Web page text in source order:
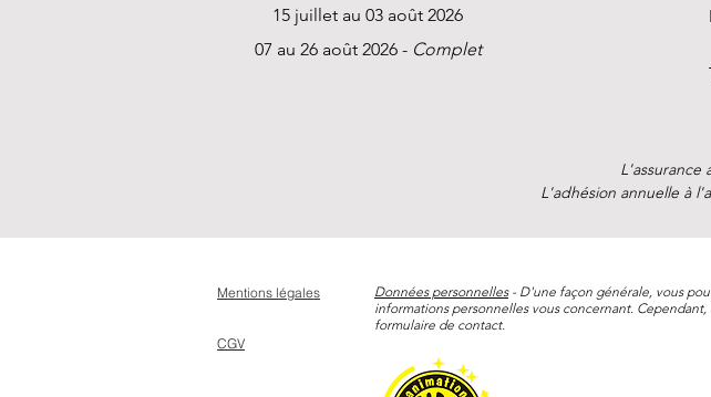
15 juillet au 03 août 2026
07 au 26 août 2026 - Complet
L'assurance
L'adhésion annuelle à
Mentions légales Données personnelles- D'une façon générale, vous
informations personnelles vous concernant.
formulaire de contact.
CGV